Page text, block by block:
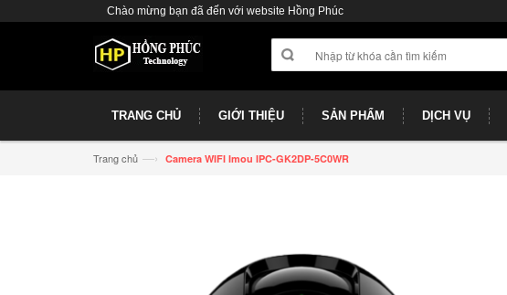
Chào mừng bạn đã đến với website Hồng Phúc
TRANG CHỦ GIỚI THIỆU SẢN PHẨM DỊCH VỤ
Trang chủ —› Camera WIFI Imou IPC-GK2DP-5C0WR